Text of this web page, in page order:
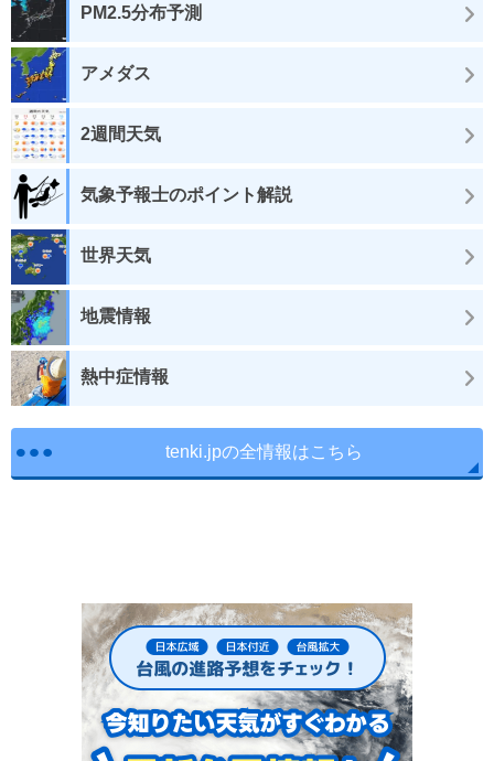
PM2.5分布予測
アメダス
2週間天気
気象予報士のポイント解説
世界天気
地震情報
熱中症情報
tenki.jpの全情報はこちら